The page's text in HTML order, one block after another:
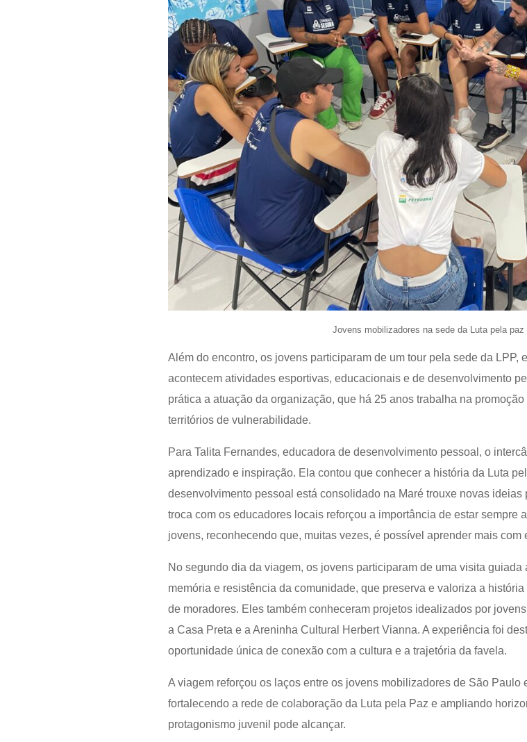
Jovens mobilizadores na sede da Luta pela
Além do encontro, os jovens participaram de um tour pela sede da LPP,
acontecem atividades esportivas, educacionais e de desenvolvimento
prática a atuação da organização, que há 25 anos trabalha na
territórios de vulnerabilidade.
Para Talita Fernandes, educadora de desenvolvimento pessoal, o
aprendizado e inspiração. Ela contou que conhecer a história da Luta
desenvolvimento pessoal está consolidado na Maré trouxe novas
troca com os educadores locais reforçou a importância de estar sempre
jovens, reconhecendo que, muitas vezes, é possível aprender mais com
No segundo dia da viagem, os jovens participaram de uma visita
memória e resistência da comunidade, que preserva e valoriza a
de moradores. Eles também conheceram projetos idealizados por
a Casa Preta e a Areninha Cultural Herbert Vianna. A experiência foi
oportunidade única de conexão com a cultura e a trajetória da favela.
A viagem reforçou os laços entre os jovens mobilizadores de São Paulo
fortalecendo a rede de colaboração da Luta pela Paz e ampliando
protagonismo juvenil pode alcançar.